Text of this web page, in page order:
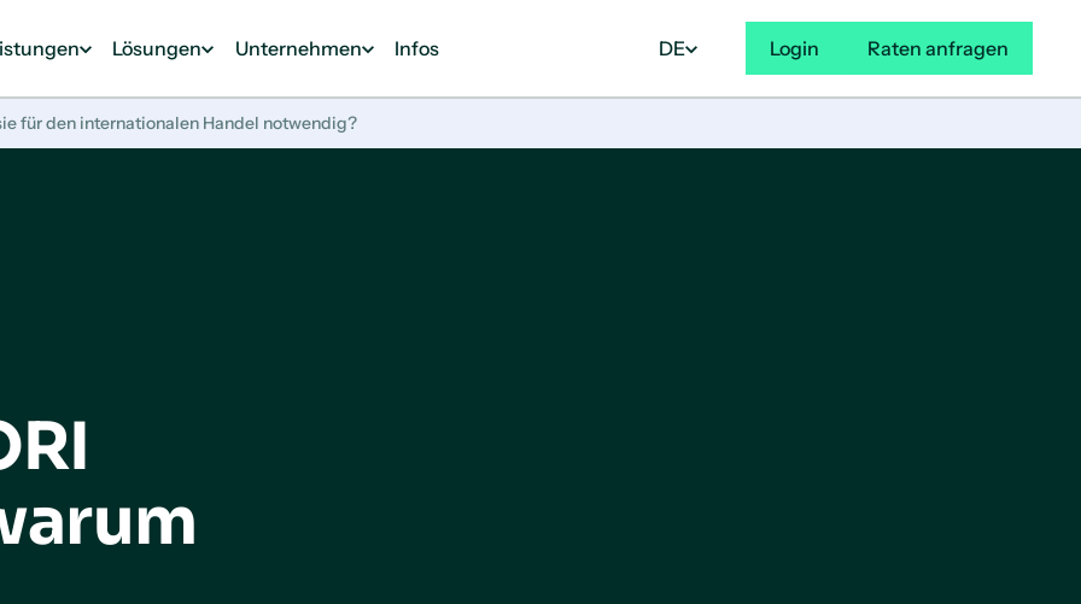
Lösungen Unternehmen Infos DE Login Raten anfragen
für den internationalen Handel notwendig?